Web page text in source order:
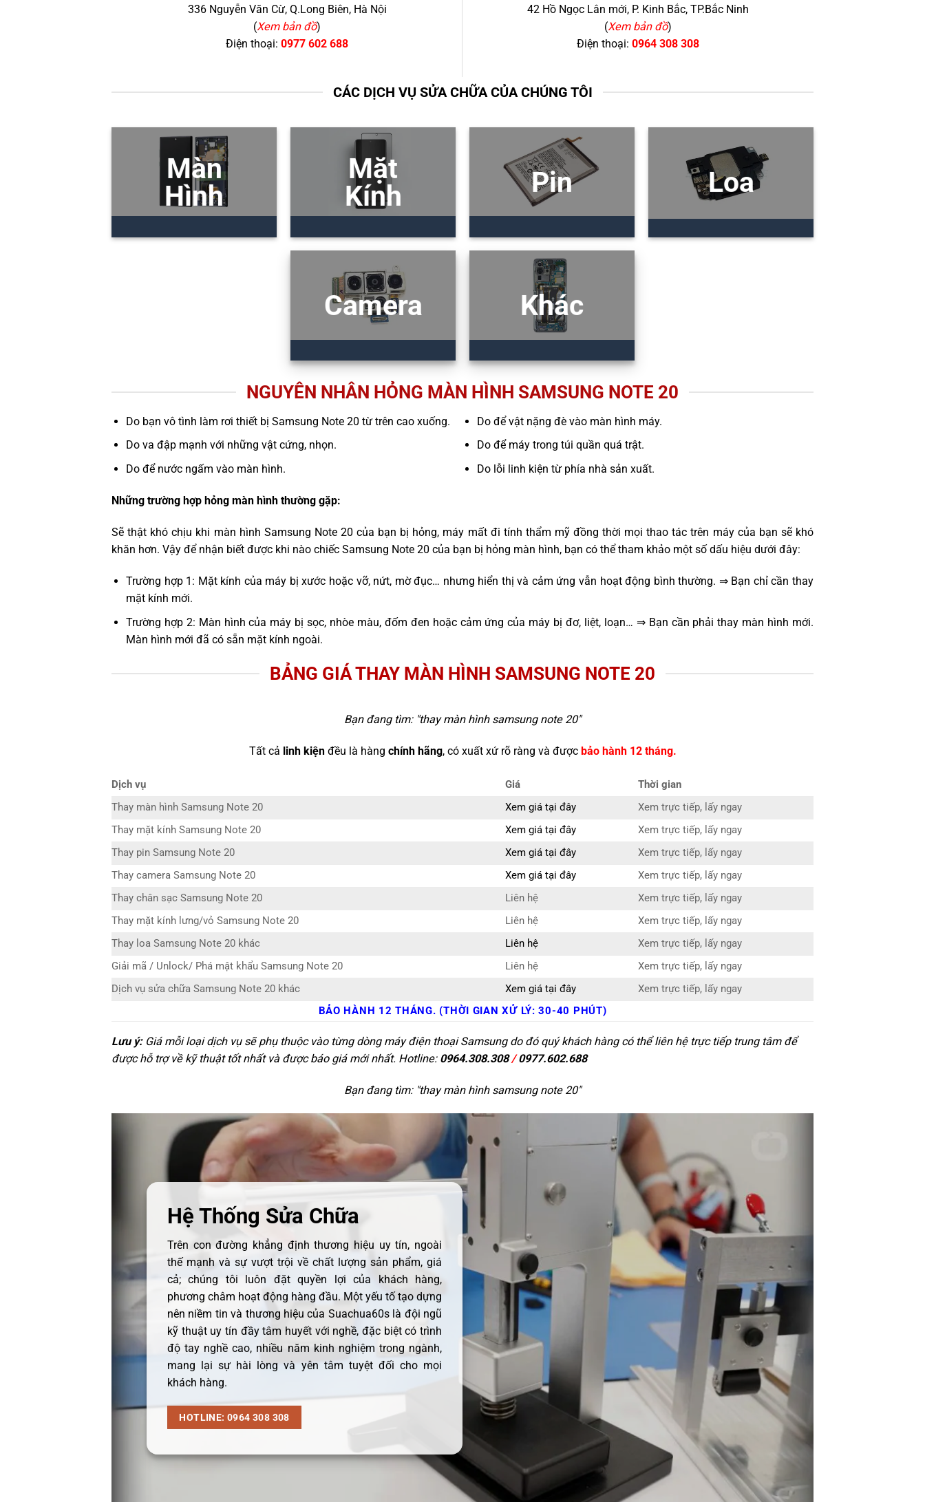
336 Nguyễn Văn Cừ, Q.Long Biên, Hà Nội
(Xem bản đồ)
Điện thoại: 0977 602 688
42 Hồ Ngọc Lân mới, P. Kinh Bắc, TP.Bắc Ninh
(Xem bản đồ)
Điện thoại: 0964 308 308
CÁC DỊCH VỤ SỬA CHỮA CỦA CHÚNG TÔI
Màn
Hình
Mặt
Kính
Pin Loa
Camera Khác
NGUYÊN NHÂN HỎNG MÀN HÌNH SAMSUNG NOTE 20
Do bạn vô tình làm rơi thiết bị Samsung Note 20 từ trên cao xuống.
Do va đập mạnh với những vật cứng, nhọn.
Do để nước ngấm vào màn hình.
Do để vật nặng đè vào màn hình máy.
Do để máy trong túi quần quá trật.
Do lỗi linh kiện từ phía nhà sản xuất.
Những trường hợp hỏng màn hình thường gặp:
Sẽ thật khó chịu khi màn hình Samsung Note 20 của bạn bị hỏng, máy mất đi tính thẩm mỹ đồng thời mọi thao tác trên máy của bạn sẽ khó
khăn hơn. Vậy để nhận biết được khi nào chiếc Samsung Note 20 của bạn bị hỏng màn hình, bạn có thể tham khảo một số dấu hiệu dưới đây:
Trường hợp 1: Mặt kính của máy bị xước hoặc vỡ, nứt, mờ đục… nhưng hiển thị và cảm ứng vẫn hoạt động bình thường. ⇒ Bạn chỉ cần thay
mặt kính mới.
Trường hợp 2: Màn hình của máy bị sọc, nhòe màu, đốm đen hoặc cảm ứng của máy bị đơ, liệt, loạn… ⇒ Bạn cần phải thay màn hình mới.
Màn hình mới đã có sẵn mặt kính ngoài.
BẢNG GIÁ THAY MÀN HÌNH SAMSUNG NOTE 20
Bạn đang tìm: "thay màn hình samsung note 20"
Tất cả linh kiệnđều là hàng chính hãng, có xuất xứ rõ ràng và được bảo hành 12 tháng.
Dịch vụ Giá
Thời gian
Thay màn hình Samsung Note 20
Xem giá tại đây
Xem trực tiếp, lấy ngay
Thay mặt kính Samsung Note 20
Xem giá tại đây
Xem trực tiếp, lấy ngay
Thay pin Samsung Note 20
Xem giá tại đây
Xem trực tiếp, lấy ngay
Thay camera Samsung Note 20
Xem giá tại đây
Xem trực tiếp, lấy ngay
Thay chân sạc Samsung Note 20
Liên hệ
Xem trực tiếp, lấy ngay
Thay mặt kính lưng/vỏ Samsung Note 20
Liên hệ
Xem trực tiếp, lấy ngay
Thay loa Samsung Note 20 khác
Liên hệ
Xem trực tiếp, lấy ngay
Giải mã / Unlock/ Phá mật khẩu Samsung Note 20
Liên hệ
Xem trực tiếp, lấy ngay
Dịch vụ sửa chữa Samsung Note 20 khác
Xem giá tại đây
Xem trực tiếp, lấy ngay
BẢO HÀNH 12 THÁNG. (THỜI GIAN XỬ LÝ: 30-40 PHÚT)
Lưu ý:Giá mỗi loại dịch vụ sẽ phụ thuộc vào từng dòng máy điện thoại Samsung do đó quý khách hàng có thể liên hệ trực tiếp trung tâm để
được hỗ trợ về kỹ thuật tốt nhất và được báo giá mới nhất. Hotline: 0964.308.308/0977.602.688
Bạn đang tìm: "thay màn hình samsung note 20"
Hệ Thống Sửa Chữa
Trên con đường khẳng định thương hiệu uy tín, ngoài
thế mạnh và sự vượt trội về chất lượng sản phẩm, giá
cả; chúng tôi luôn đặt quyền lợi của khách hàng,
phương châm hoạt động hàng đầu. Một yếu tố tạo dựng
nên niềm tin và thương hiệu của Suachua60s là đội ngũ
kỹ thuật uy tín đầy tâm huyết với nghề, đặc biệt có trình
độ tay nghề cao, nhiều năm kinh nghiệm trong ngành,
mang lại sự hài lòng và yên tâm tuyệt đối cho mọi
khách hàng.
HOTLINE: 0964 308 308